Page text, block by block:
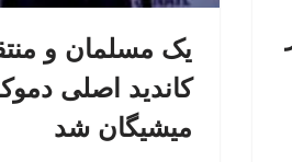
یک مسلمان و
کاندید اصلی
میشیگان شد